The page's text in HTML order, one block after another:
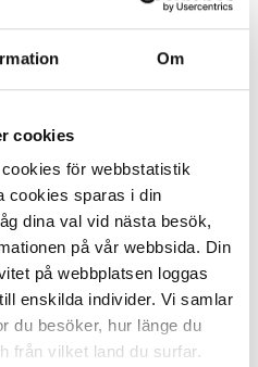
Om
cookies
för webbstatistik
cookies sparas i din
dina val vid nästa besök,
på vår webbsida. Din
på webbplatsen loggas
enskilda individer. Vi samlar
du besöker, hur länge du
från vilket land du surfar.
eftersom det talades
som konsument
från juridisk person).
i ärendet fått brev av
det därmed var personen,
som ingått avtalet med
krävs, för det andra,
med operatören
som faller utanför
bedömning tog ARN